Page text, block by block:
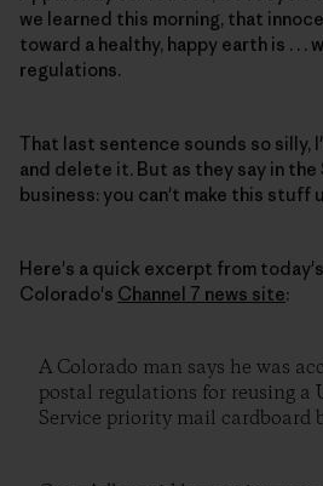
we learned this morning, that
toward a healthy, happy earth is . . .
regulations.
That last sentence sounds so silly,
and delete it. But as they say in
business: you can't make this stuff
Here's a quick excerpt from
Colorado's Channel 7 news site:
A Colorado man says he was
postal regulations for reusing a
Service priority mail cardboard